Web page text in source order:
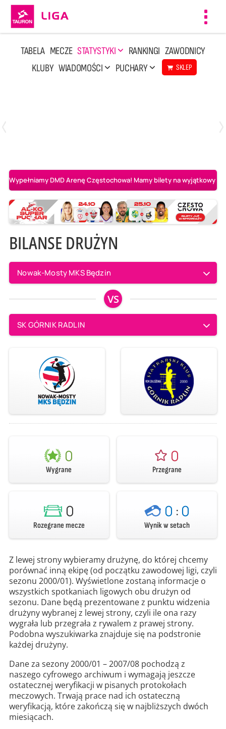
TABELA MECZE STATYSTYKI RANKINGI ZAWODNICY
KLUBY WIADOMOŚCI PUCHARY SKLEP
Wypełniamy DMD Arenę Częstochowa! Mamy bilety na wyjątkowy
BILANSE DRUŻYN
Nowak-Mosty MKS Będzin
VS
SK GÓRNIK RADLIN
0
Wygrane
0
Przegrane
0
Rozegrane mecze
0 : 0
Wynik w setach
Z lewej strony wybieramy drużynę, do której chcemy
porównać inną ekipę (od początku zawodowej ligi, czyli
sezonu 2000/01). Wyświetlone zostaną informacje o
wszystkich spotkaniach ligowych obu drużyn od
sezonu. Dane będą prezentowane z punktu widzenia
drużyny wybranej z lewej strony, czyli ile ona razy
wygrała lub przegrała z rywalem z prawej strony.
Podobna wyszukiwarka znajduje się na podstronie
każdej drużyny.
Dane za sezony 2000/01 – 2007/08 pochodzą z
naszego cyfrowego archiwum i wymagają jeszcze
ostatecznej weryfikacji w pisanych protokołach
meczowych. Trwają prace nad ich ostateczną
weryfikacją, które zakończą się w najbliższych dwóch
miesiącach.